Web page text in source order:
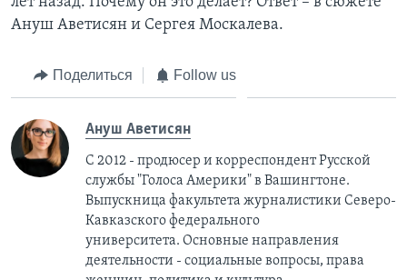
Ануш Аветисян и Сергея Москалева.
Поделиться Follow us
Ануш Аветисян
С 2012 - продюсер и корреспондент Русской
службы "Голоса Америки" в Вашингтоне.
Выпускница факультета журналистики Северо-
Кавказского федерального
университета. Основные направления
деятельности - социальные вопросы, права